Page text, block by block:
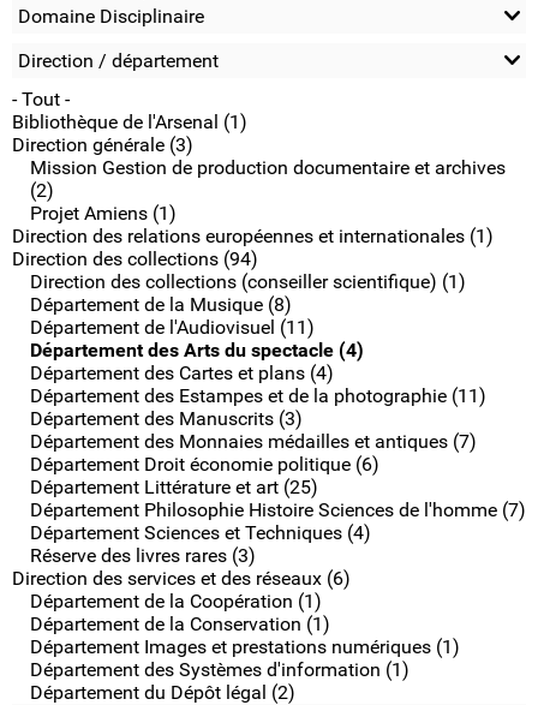
Domaine Disciplinaire
Direction / département
- Tout -
Bibliothèque de l'Arsenal (1)
Direction générale (3)
Mission Gestion de production documentaire et archives
(2)
Projet Amiens (1)
Direction des relations européennes et internationales (1)
Direction des collections (94)
Direction des collections (conseiller scientifique) (1)
Département de la Musique (8)
Département de l'Audiovisuel (11)
Département des Arts du spectacle (4)
Département des Cartes et plans (4)
Département des Estampes et de la photographie (11)
Département des Manuscrits (3)
Département des Monnaies médailles et antiques (7)
Département Droit économie politique (6)
Département Littérature et art (25)
Département Philosophie Histoire Sciences de l'homme (7)
Département Sciences et Techniques (4)
Réserve des livres rares (3)
Direction des services et des réseaux (6)
Département de la Coopération (1)
Département de la Conservation (1)
Département Images et prestations numériques (1)
Département des Systèmes d'information (1)
Département du Dépôt légal (2)